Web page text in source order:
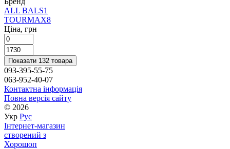
ALL BALS1
TOURMAX8
Ціна, грн
Показати 132 товара
093-395-55-75
063-952-40-07
Контактна інформація
Повна версія сайту
© 2026
Укр Рус
Інтернет-магазин
створений з
Хорошоп